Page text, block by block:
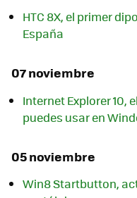
HTC 8X, el primer
España
07 noviembre
Internet Explorer 10,
puedes usar en
05 noviembre
Win8 Startbutton,